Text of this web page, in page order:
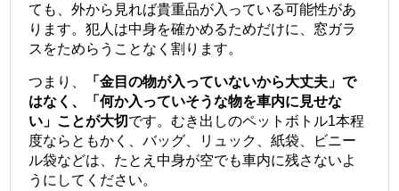
ても、外から見れば貴重品が入っている可能性があ
ります。犯人は中身を確かめるためだけに、窓ガラ
スをためらうことなく割ります。
つまり、
「金目の物が入っていないから大丈夫」で
はなく、「何か入っていそうな物を車内に見せな
い」ことが大切です。むき出しのペットボトル1本程
度ならともかく、バッグ、リュック、紙袋、ビニー
ル袋などは、たとえ中身が空でも車内に残さないよ
うにしてください。